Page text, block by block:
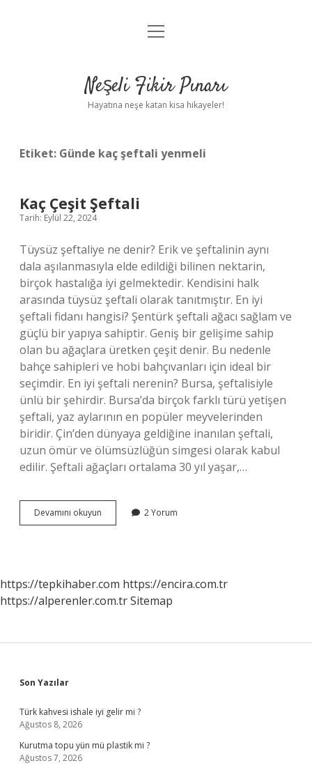
Anasayfa
Yasal Uyarı
menüyü
Neşeli Fikir Pınarı
Hayatına neşe katan kısa hikayeler!
Etiket: Günde kaç şeftali yenmeli
Kaç Çeşit Şeftali
Tarih: Eylül 22, 2024
Tüysüz şeftaliye ne denir? Erik ve şeftalinin aynı
dala aşılanmasıyla elde edildiği bilinen nektarin,
birçok hastalığa iyi gelmektedir. Kendisini halk
arasında tüysüz şeftali olarak tanıtmıştır. En iyi
şeftali fidanı hangisi? Şentürk şeftali ağacı sağlam ve
güçlü bir yapıya sahiptir. Geniş bir gelişime sahip
olan bu ağaçlara üretken çeşit denir. Bu nedenle
bahçe sahipleri ve hobi bahçıvanları için ideal bir
seçimdir. En iyi şeftali nerenin? Bursa, şeftalisiyle
ünlü bir şehirdir. Bursa’da birçok farklı türü yetişen
şeftali, yaz aylarının en popüler meyvelerinden
biridir. Çin’den dünyaya geldiğine inanılan şeftali,
uzun ömür ve ölümsüzlüğün simgesi olarak kabul
edilir. Şeftali ağaçları ortalama 30 yıl yaşar,…
Devamını okuyun
Çeşit
2 Yorum
https://tepkihaber.com https://encira.com.tr
https://alperenler.com.trSitemap
Sidebar
Son Yazılar
Türk kahvesi ishale iyi gelir mi ?
Ağustos 8, 2026
Kurutma topu yün mü plastik mi ?
Ağustos 7, 2026